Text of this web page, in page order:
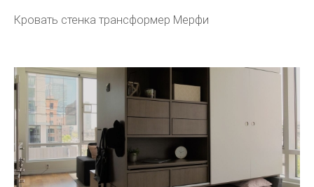
Кровать стенка трансформер Мерфи